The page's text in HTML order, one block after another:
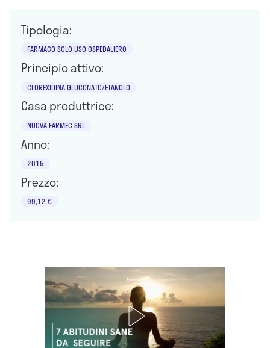
Tipologia:
FARMACO SOLO USO OSPEDALIERO
Principio attivo:
CLOREXIDINA GLUCONATO/ETANOLO
Casa produttrice:
NUOVA FARMEC SRL
Anno:
2015
Prezzo:
99,12 €